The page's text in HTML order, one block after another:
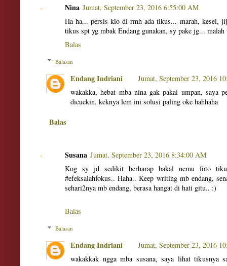
Nina Jumat, September 23, 2016 6:55:00 AM
Ha ha... persis klo di rmh ada tikus... marah, kesel,
tikus spt yg mbak Endang gunakan, sy pake jg...
Balas
Balasan
Endang Indriani
Jumat, September 23, 2016
wakakka, hebat mba nina gak pakai umpan, saya
dicuekin. keknya lem ini solusi paling oke hahhaha
Balas
Susana Jumat, September 23, 2016 8:34:00 AM
Kog sy jd sedikit berharap bakal nemu foto
#efeksalahfokus.. Haha.. Keep writing mb endang,
sehari2nya mb endang, berasa hangat di hati gitu.. :)
Balas
Balasan
Endang Indriani
Jumat, September 23, 2016
wakakkak ngga mba susana, saya lihat tikusnya